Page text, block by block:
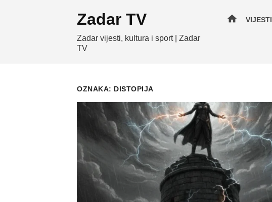
Zadar TV
Zadar vijesti, kultura i sport | Zadar
TV
home VIJESTI
OZNAKA: DISTOPIJA